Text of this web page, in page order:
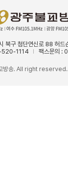
북구 첨단연신로 88 허드
520-1114 팩스문의
방송. All right